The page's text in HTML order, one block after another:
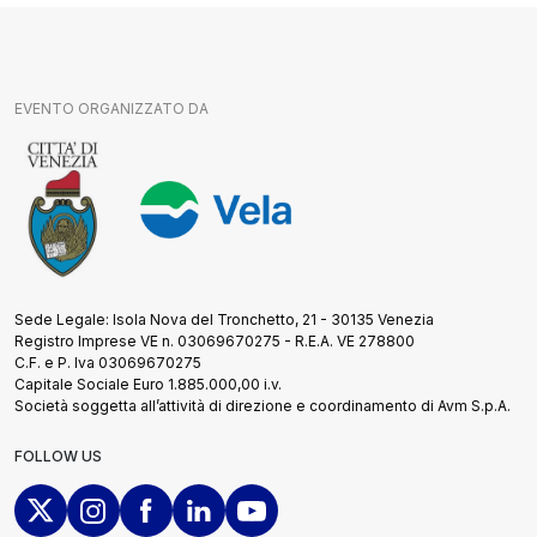
EVENTO ORGANIZZATO DA
Sede Legale: Isola Nova del Tronchetto, 21 - 30135 Venezia
Registro Imprese VE n. 03069670275 - R.E.A. VE 278800
C.F. e P. Iva 03069670275
Capitale Sociale Euro 1.885.000,00 i.v.
Società soggetta all’attività di direzione e coordinamento di Avm S.p.A.
FOLLOW US